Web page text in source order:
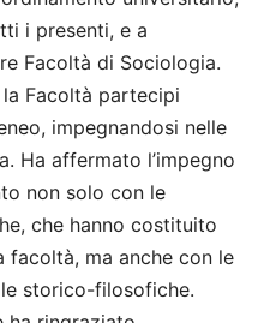
i presenti, e a
Facoltà di Sociologia.
Facoltà partecipi
impegnandosi nelle
Ha affermato l’impegno
non solo con le
che hanno costituito
facoltà, ma anche con le
storico-filosofiche.